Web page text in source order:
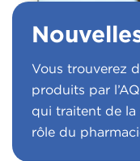
Vous trouverez
produits par
qui traitent de la
rôle du